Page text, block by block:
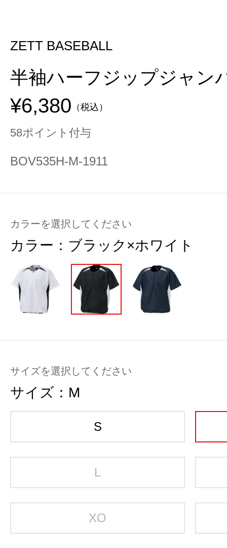
ZETT BASEBALL
半袖ハーフジップジャン
¥6,380 （税込）
58ポイント付与
BOV535H-M-1911
カラーを選択してください
カラー： ブラック×ホワイト
サイズを選択してください
サイズ： M
S
L
XO